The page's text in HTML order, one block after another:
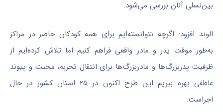
بین‌نسلی آنان بررسی می‌شود.
الوند افزود: اگرچه نتوانسته‌ایم برای همه کودکان حاضر در مراکز
به‌طور موقت پدر و مادر واقعی فراهم کنیم اما تلاش کرده‌ایم از
ظرفیت پدربزرگ‌ها و مادربزرگ‌ها برای انتقال تجربه، محبت و پیوند
عاطفی بهره ببریم این طرح اکنون در ۲۵ استان کشور در حال
اجراست.